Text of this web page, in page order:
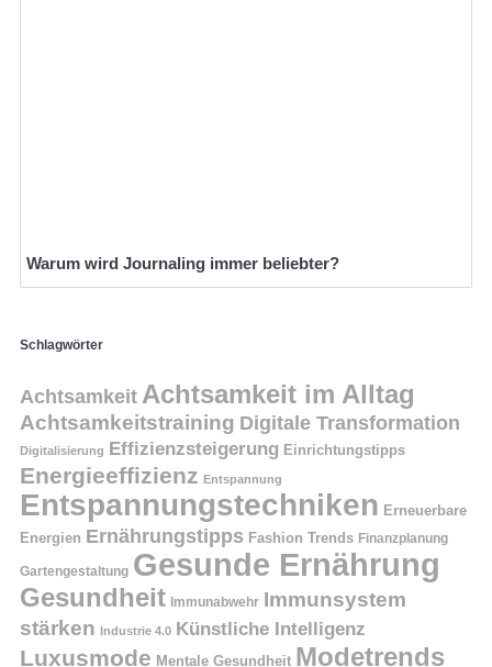
Warum wird Journaling immer beliebter?
Schlagwörter
Achtsamkeit Achtsamkeit im Alltag
Achtsamkeitstraining Digitale Transformation
Digitalisierung Effizienzsteigerung Einrichtungstipps
Energieeffizienz Entspannung
Entspannungstechniken Erneuerbare
Energien Ernährungstipps Fashion Trends Finanzplanung
Gartengestaltung Gesunde Ernährung
Gesundheit Immunabwehr Immunsystem
stärken Industrie 4.0 Künstliche Intelligenz
Luxusmode Mentale Gesundheit Modetrends